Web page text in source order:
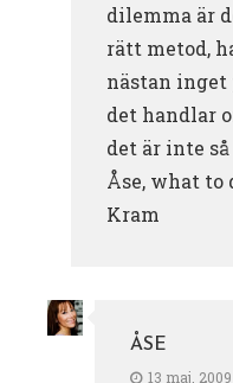
dilemma är
rätt metod,
nästan inget
det handlar
det är inte
Åse, what to
Kram
ÅSE
13 maj,